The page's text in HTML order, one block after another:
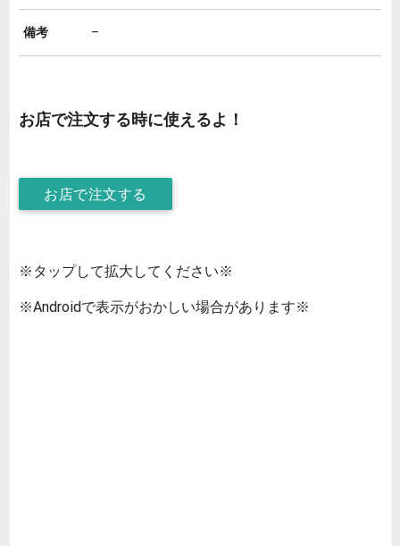
備考 –
お店で注文する時に使えるよ！
お店で注文する
※タップして拡大してください※
※Androidで表示がおかしい場合があります※